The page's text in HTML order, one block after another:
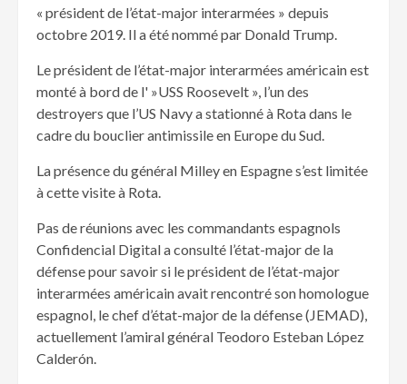
« président de l’état-major interarmées » depuis
octobre 2019. Il a été nommé par Donald Trump.
Le président de l’état-major interarmées américain est
monté à bord de l' »USS Roosevelt », l’un des
destroyers que l’US Navy a stationné à Rota dans le
cadre du bouclier antimissile en Europe du Sud.
La présence du général Milley en Espagne s’est limitée
à cette visite à Rota.
Pas de réunions avec les commandants espagnols
Confidencial Digital a consulté l’état-major de la
défense pour savoir si le président de l’état-major
interarmées américain avait rencontré son homologue
espagnol, le chef d’état-major de la défense (JEMAD),
actuellement l’amiral général Teodoro Esteban López
Calderón.